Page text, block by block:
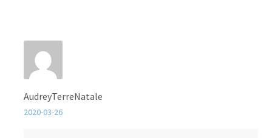
AudreyTerreNatale
2020-03-26